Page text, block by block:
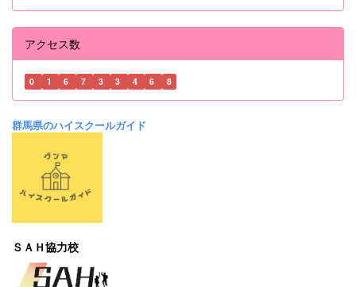
アクセス数
0 1 6 7 3 3 4 6 8
群馬県のハイスクールガイド
ＳＡＨ協力校